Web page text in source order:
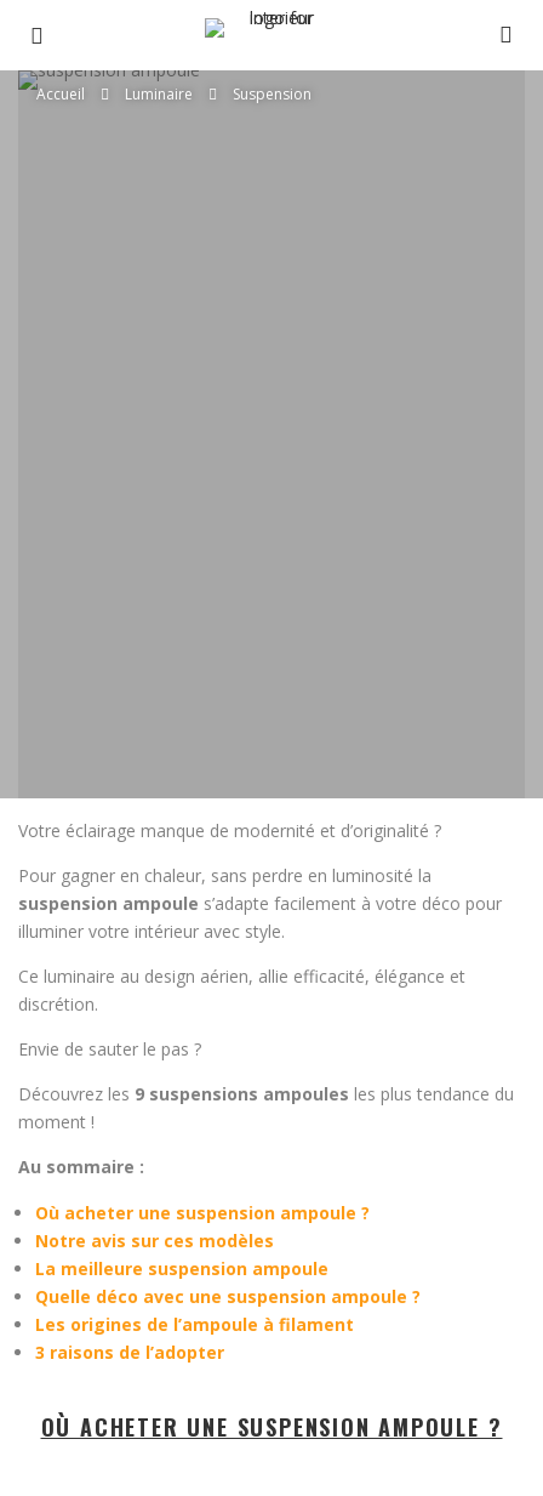
Accueil Luminaire Suspension
Votre éclairage manque de modernité et d’originalité ?
Pour gagner en chaleur, sans perdre en luminosité la
suspension ampoule s’adapte facilement à votre déco pour
illuminer votre intérieur avec style.
Ce luminaire au design aérien, allie efficacité, élégance et
discrétion.
Envie de sauter le pas ?
Découvrez les 9 suspensions ampoules les plus tendance du
moment !
Au sommaire :
Où acheter une suspension ampoule ?
Notre avis sur ces modèles
La meilleure suspension ampoule
Quelle déco avec une suspension ampoule ?
Les origines de l’ampoule à filament
3 raisons de l’adopter
OÙ ACHETER UNE SUSPENSION AMPOULE ?